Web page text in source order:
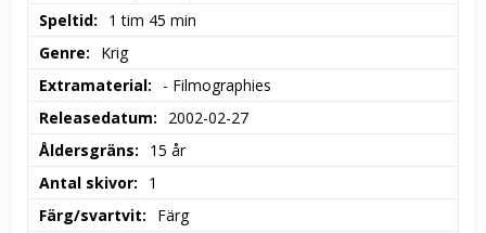
Speltid
1 tim 45 min
Genre
Krig
Extramaterial
- Filmographies
Releasedatum
2002-02-27
Åldersgräns
15 år
Antal skivor
1
Färg/svartvit
Färg